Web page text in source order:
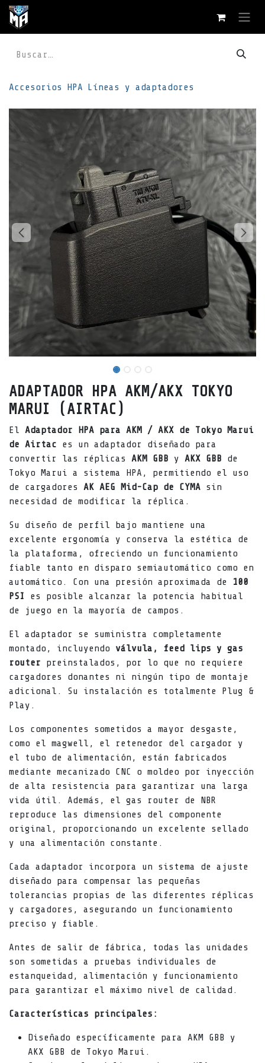
Ir al contenido
Accesorios HPA Líneas y adaptadores
ADAPTADOR HPA AKM/AKX TOKYO
MARUI (AIRTAC)
El Adaptador HPA para AKM / AKX de Tokyo Marui
de Airtac es un adaptador diseñado para
convertir las réplicas AKM GBB y AKX GBB de
Tokyo Marui a sistema HPA, permitiendo el uso
de cargadores AK AEG Mid-Cap de CYMA sin
necesidad de modificar la réplica.
Su diseño de perfil bajo mantiene una
excelente ergonomía y conserva la estética de
la plataforma, ofreciendo un funcionamiento
fiable tanto en disparo semiautomático como en
automático. Con una presión aproximada de
100
PSI
es posible alcanzar la potencia habitual
de juego en la mayoría de campos.
El adaptador se suministra completamente
montado, incluyendo válvula, feed lips y gas
router preinstalados, por lo que no requiere
cargadores donantes ni ningún tipo de montaje
adicional. Su instalación es totalmente Plug &
Play.
Los componentes sometidos a mayor desgaste,
como el magwell, el retenedor del cargador y
el tubo de alimentación, están fabricados
mediante mecanizado CNC o moldeo por inyección
de alta resistencia para garantizar una larga
vida útil. Además, el gas router de NBR
reproduce las dimensiones del componente
original, proporcionando un excelente sellado
y una alimentación constante.
Cada adaptador incorpora un sistema de ajuste
diseñado para compensar las pequeñas
tolerancias propias de las diferentes réplicas
y cargadores, asegurando un funcionamiento
preciso y fiable.
Antes de salir de fábrica, todas las unidades
son sometidas a pruebas individuales de
estanqueidad, alimentación y funcionamiento
para garantizar el máximo nivel de calidad.
Características principales:
Diseñado específicamente para AKM GBB y
AKX GBB de Tokyo Marui.